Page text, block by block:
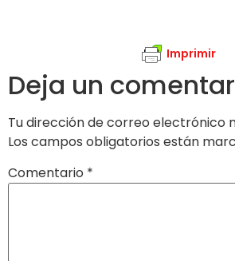
Imprimir
Deja un
Tu dirección de correo electrónico
Los campos obligatorios están
Comentario *